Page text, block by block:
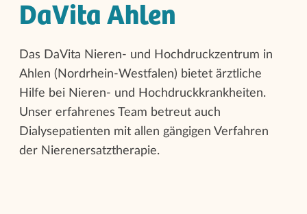
DaVita Ahlen
Das DaVita Nieren- und Hochdruckzentrum in
Ahlen (Nordrhein-Westfalen) bietet ärztliche
Hilfe bei Nieren- und Hochdruckkrankheiten.
Unser erfahrenes Team betreut auch
Dialysepatienten mit allen gängigen Verfahren
der Nierenersatztherapie.